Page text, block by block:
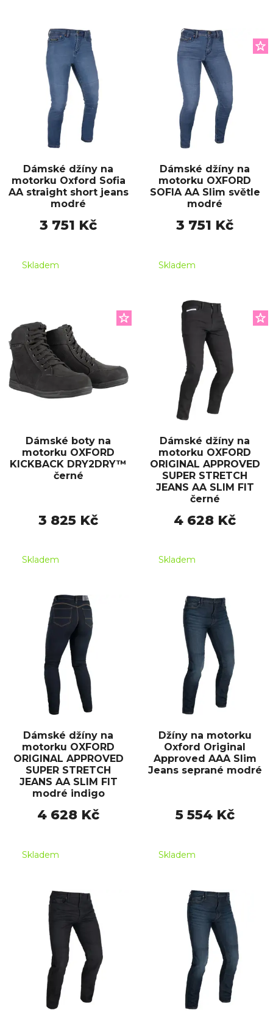
Dámské džíny na
motorku Oxford Sofia
AA straight short jeans
modré
3 751 Kč
Skladem
Dámské džíny na
motorku OXFORD
SOFIA AA Slim světle
modré
3 751 Kč
Skladem
Dámské boty na
motorku OXFORD
KICKBACK DRY2DRY™
černé
3 825 Kč
Skladem
Dámské džíny na
motorku OXFORD
ORIGINAL APPROVED
SUPER STRETCH
JEANS AA SLIM FIT
černé
4 628 Kč
Skladem
Dámské džíny na
motorku OXFORD
ORIGINAL APPROVED
SUPER STRETCH
JEANS AA SLIM FIT
modré indigo
4 628 Kč
Skladem
Džíny na motorku
Oxford Original
Approved AAA Slim
Jeans seprané modré
5 554 Kč
Skladem